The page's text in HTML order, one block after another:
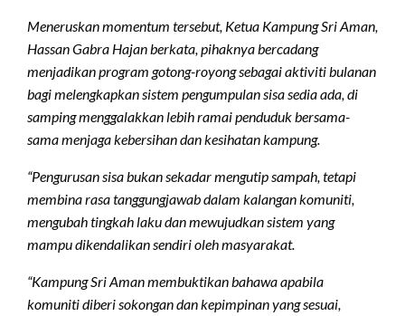
Meneruskan momentum tersebut, Ketua Kampung Sri Aman,
Hassan Gabra Hajan berkata, pihaknya bercadang
menjadikan program gotong-royong sebagai aktiviti bulanan
bagi melengkapkan sistem pengumpulan sisa sedia ada, di
samping menggalakkan lebih ramai penduduk bersama-
sama menjaga kebersihan dan kesihatan kampung.
“Pengurusan sisa bukan sekadar mengutip sampah, tetapi
membina rasa tanggungjawab dalam kalangan komuniti,
mengubah tingkah laku dan mewujudkan sistem yang
mampu dikendalikan sendiri oleh masyarakat.
“Kampung Sri Aman membuktikan bahawa apabila
komuniti diberi sokongan dan kepimpinan yang sesuai,